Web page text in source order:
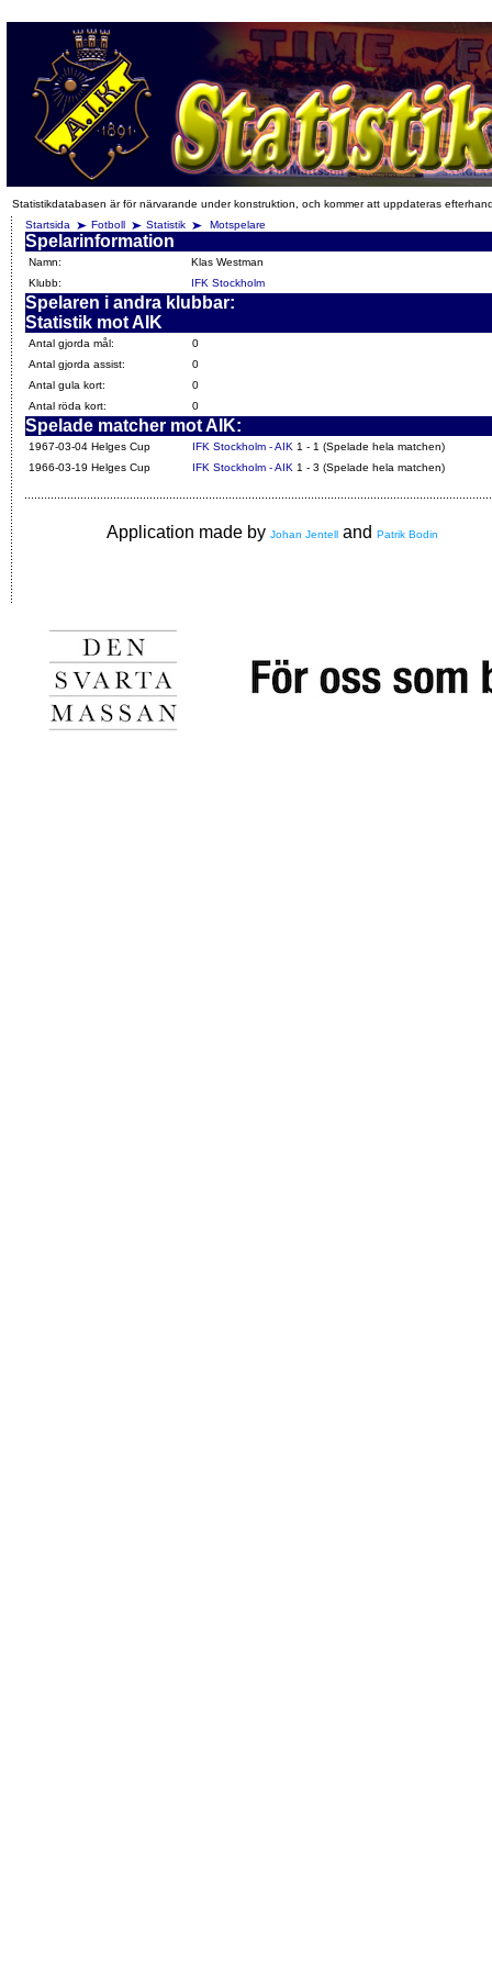
Statistikdatabasen är för närvarande under konstruktion, och kommer att uppdateras
Startsida
Fotboll Statistik Motspelare
Spelarinformation
Namn:
Klas Westman
Klubb:
IFK Stockholm
Spelaren i andra klubbar:
Statistik mot AIK
Antal gjorda mål:
0
Antal gjorda assist:
0
Antal gula kort:
0
Antal röda kort:
0
Spelade matcher mot AIK:
1967-03-04 Helges Cup IFK Stockholm - AIK 1 - 1 (Spelade hela matchen)
1966-03-19 Helges Cup
IFK Stockholm - AIK 1 - 3 (Spelade hela matchen)
Application made by Johan Jentell and Patrik Bodin